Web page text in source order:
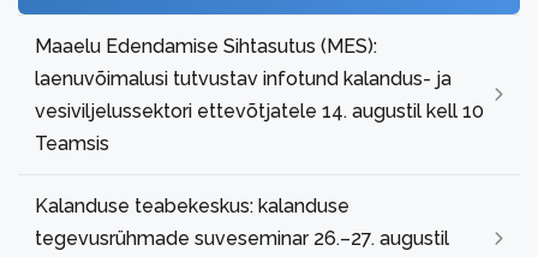
Maaelu Edendamise Sihtasutus (MES):
laenuvõimalusi tutvustav infotund kalandus- ja
vesiviljelussektori ettevõtjatele 14. augustil kell 10
Teamsis
Kalanduse teabekeskus: kalanduse
tegevusrühmade suveseminar 26.–27. augustil